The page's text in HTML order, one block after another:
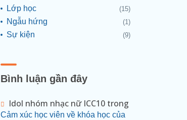
Lớp học (15)
Ngẫu hứng (1)
Sự kiện (9)
Bình luận gần đây
Idol nhóm nhạc nữ ICC10trong
Cảm xúc học viên về khóa học của